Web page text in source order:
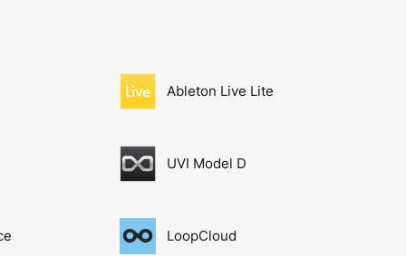
Ableton Live Lite
UVI Model D
LoopCloud